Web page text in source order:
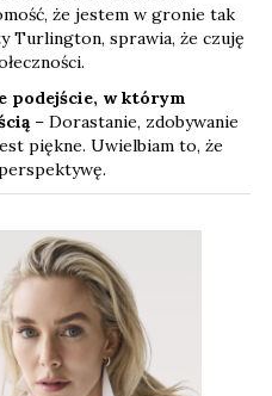
że jestem w gronie tak
Turlington, sprawia, że czuję
podejście, w którym
– Dorastanie, zdobywanie
piękne. Uwielbiam to, że